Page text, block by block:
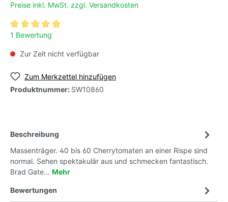
Preise inkl. MwSt. zzgl. Versandkosten
1 Bewertung
Zur Zeit nicht verfügbar
Zum Merkzettel hinzufügen
Produktnummer: SW10860
Beschreibung
Massenträger. 40 bis 60 Cherrytomaten an einer Rispe sind
normal. Sehen spektakulär aus und schmecken fantastisch.
Brad Gate… Mehr
Bewertungen